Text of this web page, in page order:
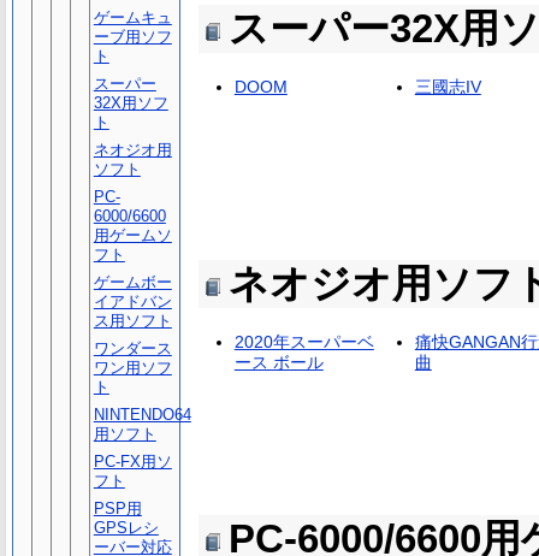
スーパー32X用
DOOM 三國志IV
ネオジオ用ソフ
2020年スーパーベ
ース ボール
痛快GANGAN
曲
PC-6000/6600
ゲームキュ
ーブ用ソフ
ト
スーパー
32X用ソフ
ト
ネオジオ用
ソフト
PC-
6000/6600
用ゲームソ
フト
ゲームボー
イアドバン
ス用ソフト
ワンダース
ワン用ソフ
ト
NINTENDO64
用ソフト
PC-FX用ソ
フト
PSP用
GPSレシ
ーバー対応